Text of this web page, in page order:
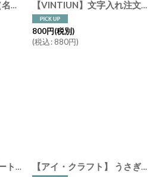
【VINTIUN】文字入れ（名入れ）注文 メッセージプレート ボール S カスタム ビンティウン ウッドプレート ギフトタグ 【VINTIUN】文字入れ注文 メッセージプレート ハートS カスタム ビンティウン ウッドプレート スペイン
800円(税別)
(税込: 880円)
【Kodai】 高台 デザートカップ アイスクリーム うつわ アンティーク風 ブロンズ ホワイト クリーム 美濃焼 陶器 食洗機可能 【アイ・クラフト】 うさぎ ソルト＆ペッパー 塩 こしょう /ウサギ/黒うさぎ 白うさぎ 兎/陶器/日本製 ハンドペイント インテリア